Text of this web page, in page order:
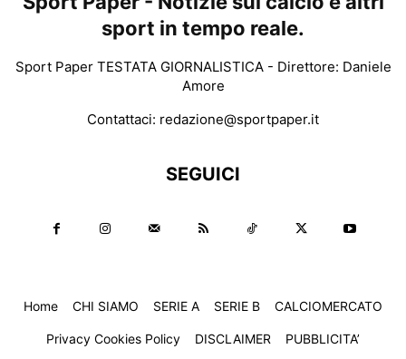
sport in tempo reale.
Sport Paper TESTATA GIORNALISTICA - Direttore: Daniele
Amore
Contattaci: redazione@sportpaper.it
SEGUICI
Home CHI SIAMO SERIE A SERIE B CALCIOMERCATO
Privacy Cookies Policy DISCLAIMER PUBBLICITA’